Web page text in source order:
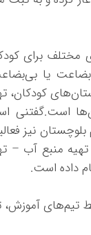
مختلف برای
یا
کودکان،
است.گفتنی
بلوچستان نیز
تهیه منبع آب –
داده است.
تیم‌های آموزش،